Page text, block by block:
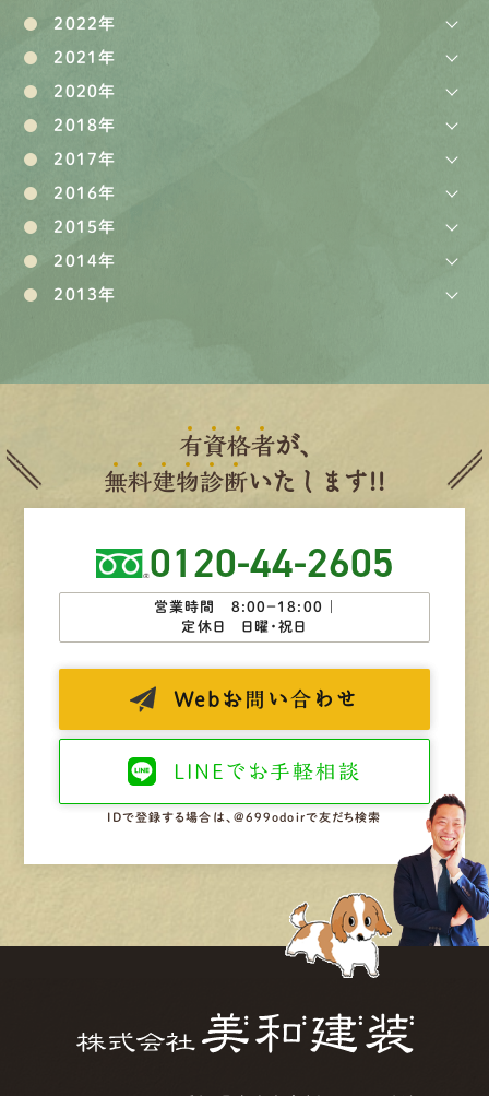
2022年
2021年
2020年
2018年
2017年
2016年
2015年
2014年
2013年
有資格者が、
無料建物診断いたします!!
0120-44-2605
営業時間 8:00−18:00 ｜
定休日 日曜・祝日
Web お問い合わせ
LINEで お手軽相談
IDで登録する場合は、@699odoirで友だち検索